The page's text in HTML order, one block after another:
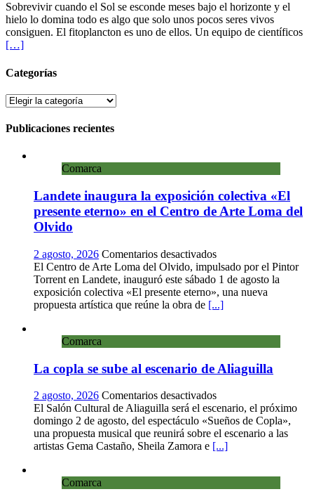
ártica:
el
fitoplancton
Sobrevivir cuando el Sol se esconde meses bajo el horizonte y el
hielo lo domina todo es algo que solo unos pocos seres vivos
consiguen. El fitoplancton es uno de ellos. Un equipo de científicos
[…]
Categorías
Categorías
Publicaciones recientes
Comarca
Landete inaugura la exposición colectiva «El
presente eterno» en el Centro de Arte Loma del
Olvido
2 agosto, 2026 Comentarios desactivadosen
Landete
inaugura
la
exposición
en
Centro
de
Arte
Loma
del
El Centro de Arte Loma del Olvido, impulsado por el Pintor
Torrent en Landete, inauguró este sábado 1 de agosto la
exposición colectiva «El presente eterno», una nueva
propuesta artística que reúne la obra de [...]
Comarca
La copla se sube al escenario de Aliaguilla
2 agosto, 2026 Comentarios desactivadosen
La
copla
se
sube
El Salón Cultural de Aliaguilla será el escenario, el próximo
domingo 2 de agosto, del espectáculo «Sueños de Copla»,
una propuesta musical que reunirá sobre el escenario a las
artistas Gema Castaño, Sheila Zamora e [...]
Comarca